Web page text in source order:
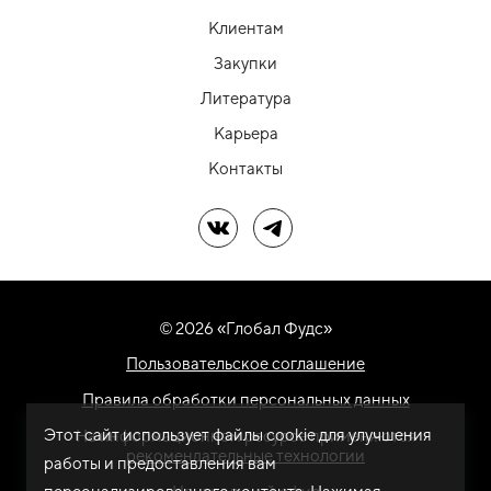
Клиентам
Закупки
Литература
Карьера
Контакты
Мы в ВКМы в Telegram
© 2026 «Глобал Фудс»
Пользовательское соглашение
Правила обработки персональных данных
На информационном ресурсе применяются
рекомендательные технологии
Этот сайт использует файлы cookie для улучшения
работы и предоставления вам